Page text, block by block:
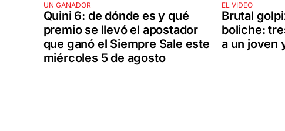
UN GANADOR
Quini 6: de dónde es y qué
premio se llevó el apostador
que ganó el Siempre Sale este
miércoles 5 de agosto
EL VIDEO
Brutal
boliche:
a un joven